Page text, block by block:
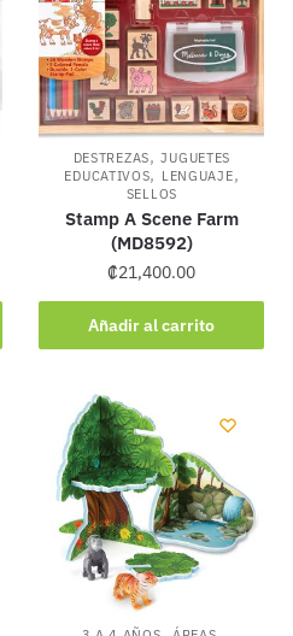
DESTREZAS,JUGUETES
EDUCATIVOS, LENGUAJE,
SELLOS
Stamp A Scene Farm
(MD8592)
₡21,400.00
Añadir al carrito